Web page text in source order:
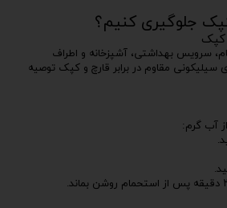
جلوگیری کنیم؟
سرویس بهداشتی، آشپزخانه و اطراف
سیلیکونی مقاوم در برابر قارچ و کپک توصیه
آب گرم: